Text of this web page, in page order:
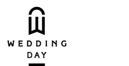
περιεχόμενο